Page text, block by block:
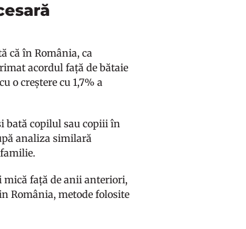
că în România, ca
acordul față de bătaie
o creștere cu 1,7% a
bată copilul sau copiii în
analiza similară
mică față de anii anteriori,
România, metode folosite